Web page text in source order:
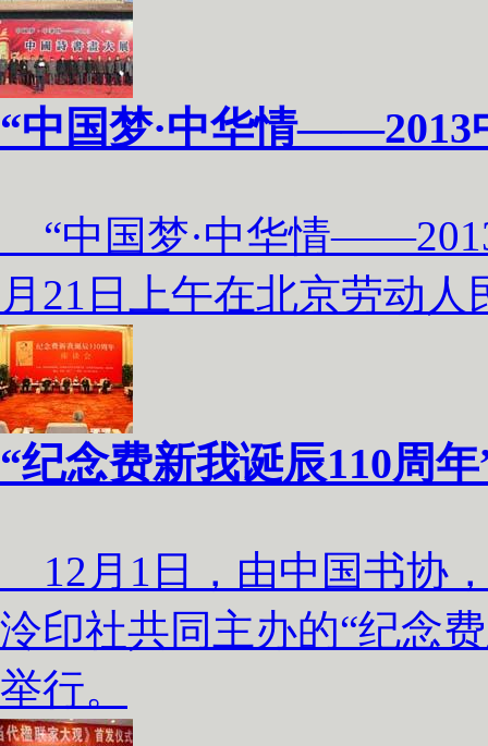
“中国梦·中华情——2013
“中国梦·中华情
月21日上午在北京劳动
“纪念费新我诞辰110周
12月1日，由中国书协
泠印社共同主办的“纪念
举行。